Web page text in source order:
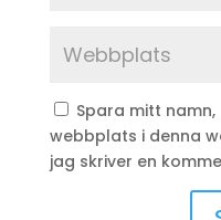
Spara mitt
webbplats i denna
jag skriver en